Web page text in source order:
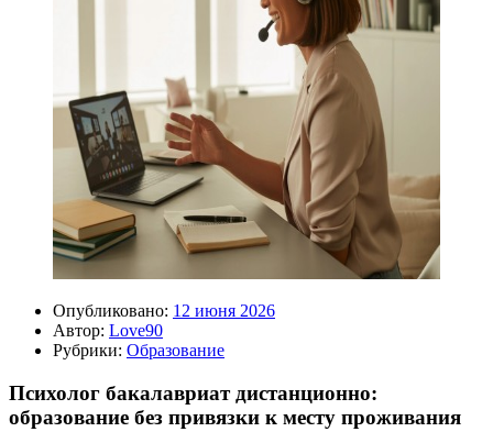
Опубликовано: 12 июня 2026
Автор: Love90
Рубрики: Образование
Психолог бакалавриат дистанционно:
образование без привязки к месту проживания